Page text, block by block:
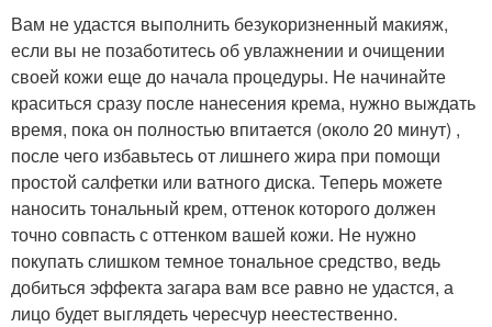
Вам не удастся выполнить безукоризненный макияж,
если вы не позаботитесь об увлажнении и очищении
своей кожи еще до начала процедуры. Не начинайте
краситься сразу после нанесения крема, нужно выждать
время, пока он полностью впитается (около 20 минут) ,
после чего избавьтесь от лишнего жира при помощи
простой салфетки или ватного диска. Теперь можете
наносить тональный крем, оттенок которого должен
точно совпасть с оттенком вашей кожи. Не нужно
покупать слишком темное тональное средство, ведь
добиться эффекта загара вам все равно не удастся, а
лицо будет выглядеть чересчур неестественно.